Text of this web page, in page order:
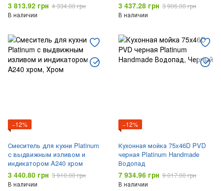
3 813.92 грн 4 334.00 грн
В наличии
3 437.28 грн 3 906.00 грн
В наличии
−12%
Смеситель для кухни Platinum
с выдвижным изливом и
индикатором A240 хром
3 440.80 грн 3 910.00 грн
В наличии
−12%
Кухонная мойка 75x46D PVD
черная Platinum Handmade
Водопад
7 934.96 грн 9 017.00 грн
В наличии